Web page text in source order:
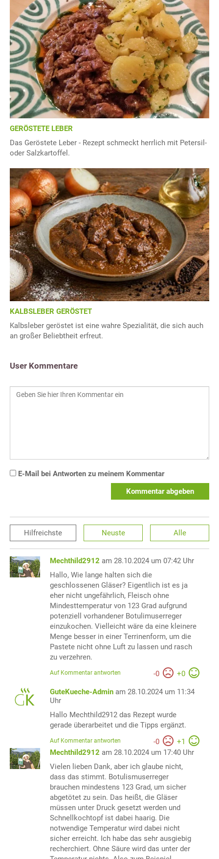
GERÖSTETE LEBER
Das Geröstete Leber - Rezept schmeckt herrlich mit Petersil-
oder Salzkartoffel.
KALBSLEBER GERÖSTET
Kalbsleber geröstet ist eine wahre Spezialität, die sich auch
an großer Beliebtheit erfreut.
User Kommentare
E-Mail bei Antworten zu meinem Kommentar
Kommentar abgeben
Hilfreichste Neuste Alle
Mechthild2912 am 28.10.2024 um 07:42 Uhr
Hallo, Wie lange halten sich die
geschlossenen Gläser? Eigentlich ist es ja
eher nicht ungefährlich, Fleisch ohne
Mindesttemperatur von 123 Grad aufgrund
potenziell vorhandener Botulimuserreger
einzukochen. Vielleicht wäre da eine kleinere
Menge besser in einer Terrinenform, um die
Pastete nicht ohne Luft zu lassen und rasch
zu verzehren.
-0 +0
Auf Kommentar antworten
GuteKueche-Admin am 28.10.2024 um 11:34
Uhr
Hallo Mechthild2912 das Rezept wurde
gerade überarbeitet und die Tipps ergänzt.
-0 +1
Auf Kommentar antworten
Mechthild2912 am 28.10.2024 um 17:40 Uhr
Vielen lieben Dank, aber ich glaube nicht,
dass das stimmt. Botulismuserreger
brauchen mindestens 123 Grad, um sicher
abgetötet zu sein. Das heißt, die Gläser
müssen unter Druck gesetzt werden und
Schnellkochtopf ist dabei haarig. Die
notwendige Temperatur wird dabei nicht
sicher erreicht. Ich habe das sehr ausgiebig
recherchiert. Ohne Säure wird das unter der